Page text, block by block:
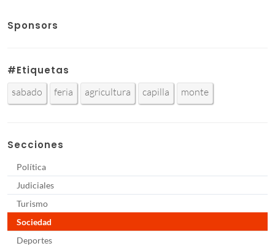
Sponsors
#Etiquetas
sabado feria agricultura capilla monte
Secciones
Política
Judiciales
Turismo
Sociedad
Deportes